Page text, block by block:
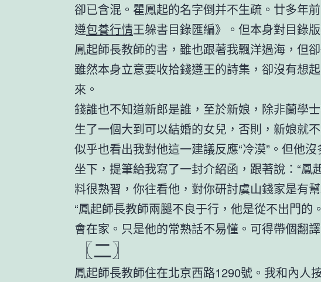
卻已含混。瞿鳳起的名字倒并不生疏。廿多年
遵包養行情王躲書目錄匯編》。但本身對目錄
鳳起師長教師的書，雖也跟著我飄洋過海，但
雖然本身立意要收拾錢遵王的詩集，卻沒有想
來。
錢誰也不知道新郎是誰，至於新娘，除非蘭學
生了一個大到可以結婚的女兒，否則，新娘就
似乎也看出我對他這一建議反應“冷漠”。但他
坐下，提筆給我寫了一封介紹函，跟著說：“鳳
料很熟習，你往看他，對你研討虞山錢家是有幫
“鳳起師長教師兩腿不良于行，他是從不出門的
會在家。只是他的常熟話不易懂。可得帶個翻
〖二〗
鳳起師長教師住在北京西路1290號。我和內人